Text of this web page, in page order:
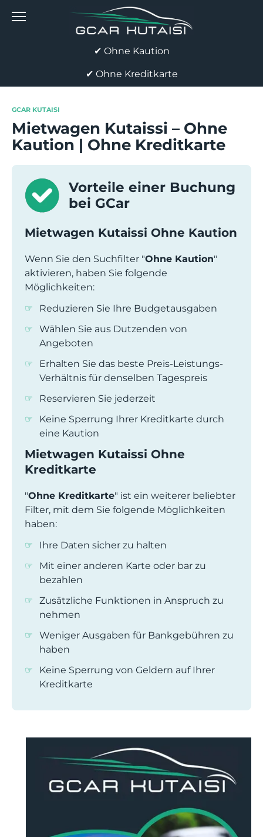
✔ Ohne Kaution
✔ Ohne Kreditkarte
GCAR KUTAISI
Mietwagen Kutaissi – Ohne
Kaution | Ohne Kreditkarte
Vorteile einer Buchung
bei GCar
Mietwagen Kutaissi Ohne Kaution
Wenn Sie den Suchfilter "Ohne Kaution"
aktivieren, haben Sie folgende
Möglichkeiten:
Reduzieren Sie Ihre Budgetausgaben
Wählen Sie aus Dutzenden von
Angeboten
Erhalten Sie das beste Preis-Leistungs-
Verhältnis für denselben Tagespreis
Reservieren Sie jederzeit
Keine Sperrung Ihrer Kreditkarte durch
eine Kaution
Mietwagen Kutaissi Ohne
Kreditkarte
"Ohne Kreditkarte" ist ein weiterer beliebter
Filter, mit dem Sie folgende Möglichkeiten
haben:
Ihre Daten sicher zu halten
Mit einer anderen Karte oder bar zu
bezahlen
Zusätzliche Funktionen in Anspruch zu
nehmen
Weniger Ausgaben für Bankgebühren zu
haben
Keine Sperrung von Geldern auf Ihrer
Kreditkarte